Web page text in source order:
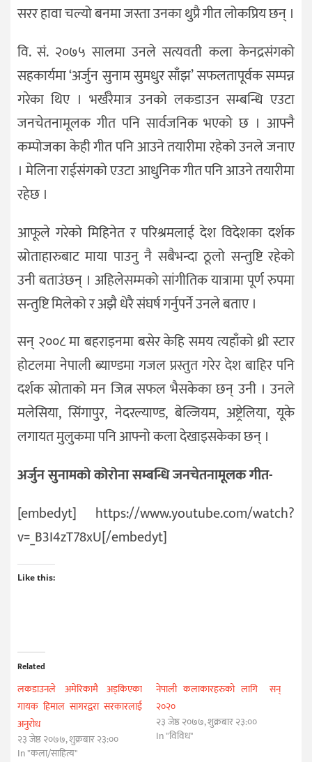
सरर हावा चल्यो बनमा जस्ता उनका थुप्रै गीत लोकप्रिय छन् ।
वि. सं. २०७५ सालमा उनले सत्यवती कला केनद्रसंगको
सहकार्यमा ‘अर्जुन सुनाम सुमधुर साँझ’ सफलतापूर्वक सम्पन्न
गरेका थिए । भर्खरैमात्र उनको लकडाउन सम्बन्धि एउटा
जनचेतनामूलक गीत पनि सार्वजनिक भएको छ । आफ्नै
कम्पोजका केही गीत पनि आउने तयारीमा रहेको उनले जनाए
। मेलिना राईसंगको एउटा आधुनिक गीत पनि आउने तयारीमा
रहेछ ।
आफूले गरेको मिहिनेत र परिश्रमलाई देश विदेशका दर्शक
स्रोताहारुबाट माया पाउनु नै सबैभन्दा ठूलो सन्तुष्टि रहेको
उनी बताउंछन् । अहिलेसम्मको सांगीतिक यात्रामा पूर्ण रुपमा
सन्तुष्टि मिलेको र अझै धेरै संघर्ष गर्नुपर्ने उनले बताए ।
सन् २००८ मा बहराइनमा बसेर केहि समय त्यहाँको थ्री स्टार
होटलमा नेपाली ब्याण्डमा गजल प्रस्तुत गरेर देश बाहिर पनि
दर्शक स्रोताको मन जित्न सफल भैसकेका छन् उनी । उनले
मलेसिया, सिंगापुर, नेदरल्याण्ड, बेल्जियम, अष्ट्रेलिया, यूके
लगायत मुलुकमा पनि आफ्नो कला देखाइसकेका छन् ।
अर्जुन सुनामको कोरोना सम्बन्धि जनचेतनामूलक गीत-
[embedyt] https://www.youtube.com/watch?
v=_B3I4zT78xU[/embedyt]
Like this:
Related
लकडाउनले अमेरिकामै अड्किएका
गायक हिमाल सागरद्वरा सरकारलाई
अनुरोध
२३ जेष्ठ २०७७, शुक्रबार २३:००
In "कला/साहित्य"
नेपाली कलाकारहरुको लागि सन्
२०२०
२३ जेष्ठ २०७७, शुक्रबार २३:००
In "विविध"